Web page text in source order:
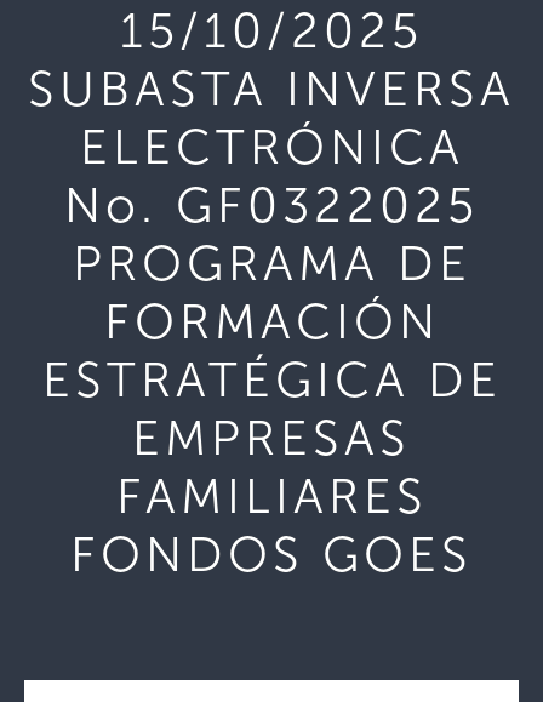
15/10/2025
SUBASTA INVERSA
ELECTRÓNICA
No. GF0322025
PROGRAMA DE
FORMACIÓN
ESTRATÉGICA DE
EMPRESAS
FAMILIARES
FONDOS GOES